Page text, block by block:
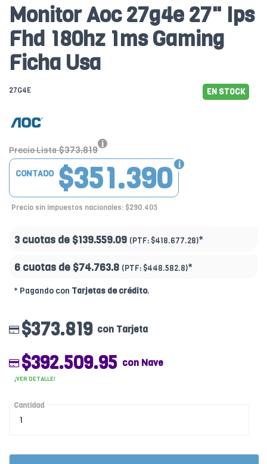
Monitor Aoc 27g4e 27" Ips
Fhd 180hz 1ms Gaming
Ficha Usa
27G4E EN STOCK
Precio Lista $373.819
$351.390
CONTADO
Precio sin impuestos nacionales: $290.405
3 cuotas de $139.559.09 (PTF: $418.677.28)*
6 cuotas de $74.763.8 (PTF: $448.582.8)*
* Pagando con Tarjetas de crédito.
$373.819 con Tarjeta
$392.509.95 con Nave
¡VER DETALLE!
Cantidad